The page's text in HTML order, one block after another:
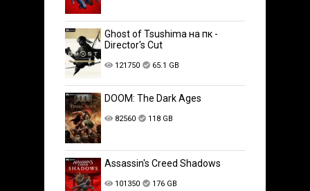
Ghost of Tsushima на пк -
Director's Cut
121750 65.1 GB
DOOM: The Dark Ages
82560 118 GB
Assassin's Creed Shadows
101350 176 GB